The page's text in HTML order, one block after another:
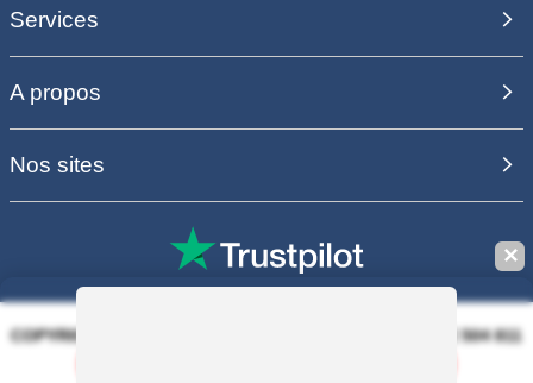
Services
A propos
Nos sites
COPYRIGHT 2006 - 2025 - EQUIRODI SAS - R.C.S. DOLE 504 811
✕